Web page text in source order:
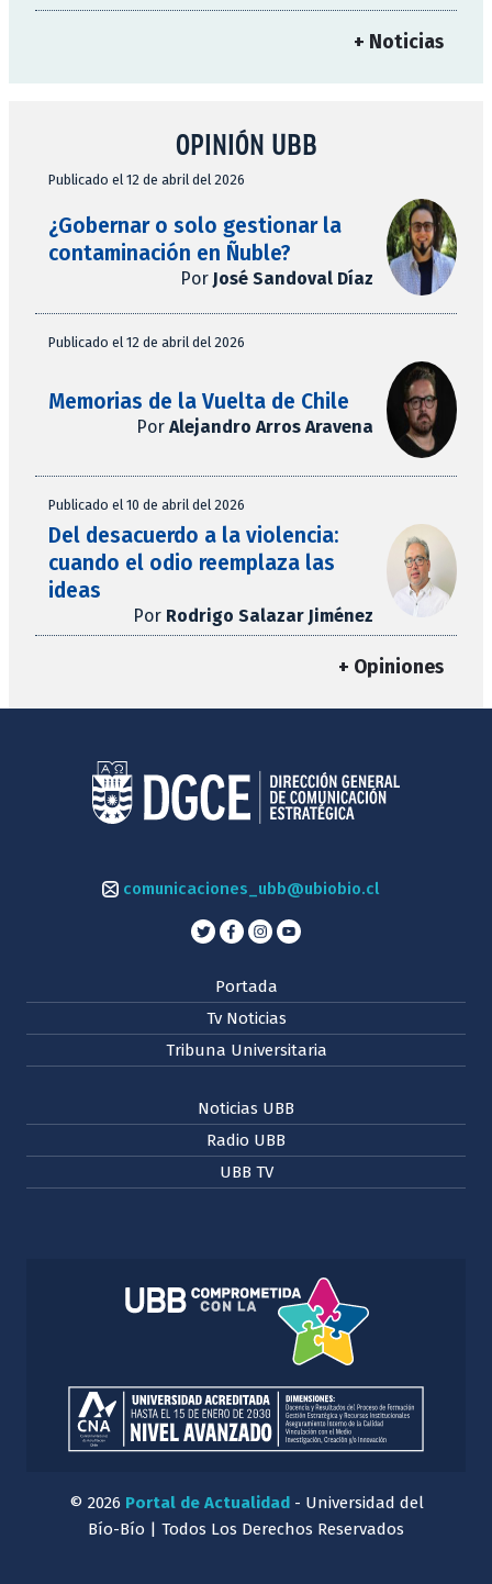
+ Noticias
OPINIÓN UBB
Publicado el 12 de abril del 2026
¿Gobernar o solo gestionar la
contaminación en Ñuble?
Por José Sandoval Díaz
Publicado el 12 de abril del 2026
Memorias de la Vuelta de Chile
Por Alejandro Arros Aravena
Publicado el 10 de abril del 2026
Del desacuerdo a la violencia:
cuando el odio reemplaza las
ideas
Por Rodrigo Salazar Jiménez
+ Opiniones
comunicaciones_ubb@ubiobio.cl
Portada
Tv Noticias
Tribuna Universitaria
Noticias UBB
Radio UBB
UBB TV
© 2026 Portal de Actualidad- Universidad del
Bío-Bío | Todos Los Derechos Reservados